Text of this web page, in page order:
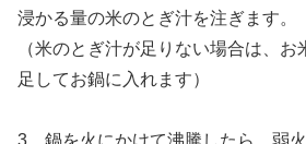
浸かる量の米のとぎ汁を注ぎます。
（米のとぎ汁が足りない場合は、
足してお鍋に入れます）